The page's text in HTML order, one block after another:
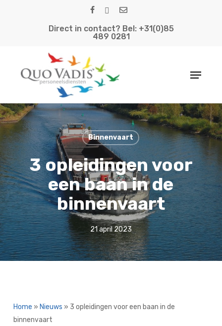
Direct in contact? Bel: +31(0)85
489 0281
Menu
Binnenvaart
3 opleidingen voor
een baan in de
binnenvaart
21 april 2023
Home » Nieuws » 3 opleidingen voor een baan in de
binnenvaart